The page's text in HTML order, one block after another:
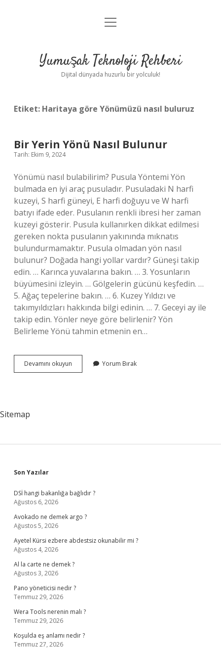
Anasayfa
Yasal Uyarı
menüyü
Yumuşak Teknoloji Rehberi
Dijital dünyada huzurlu bir yolculuk!
Etiket: Haritaya göre Yönümüzü nasıl buluruz
Bir Yerin Yönü Nasıl Bulunur
Tarih: Ekim 9, 2024
Yönümü nasıl bulabilirim? Pusula Yöntemi Yön
bulmada en iyi araç pusuladır. Pusuladaki N harfi
kuzeyi, S harfi güneyi, E harfi doğuyu ve W harfi
batıyı ifade eder. Pusulanın renkli ibresi her zaman
kuzeyi gösterir. Pusula kullanırken dikkat edilmesi
gereken nokta pusulanın yakınında mıknatıs
bulundurmamaktır. Pusula olmadan yön nasıl
bulunur? Doğada hangi yollar vardır? Güneşi takip
edin. … Karınca yuvalarına bakın. … 3. Yosunların
büyümesini izleyin. … Gölgelerin gücünü keşfedin. …
5. Ağaç tepelerine bakın. … 6. Kuzey Yıldızı ve
takımyıldızları hakkında bilgi edinin. … 7. Geceyi ay ile
takip edin. Yönler neye göre belirlenir? Yön
Belirleme Yönü tahmin etmenin en…
Devamını okuyun
Yerin
Yorum Bırak
Sitemap
Sidebar
Son Yazılar
DSİ hangi bakanlığa bağlıdır ?
Ağustos 6, 2026
Avokado ne demek argo ?
Ağustos 5, 2026
Ayetel Kürsi ezbere abdestsiz okunabilir mi ?
Ağustos 4, 2026
Al la carte ne demek ?
Ağustos 3, 2026
Pano yöneticisi nedir ?
Temmuz 29, 2026
Wera Tools nerenin malı ?
Temmuz 29, 2026
Koşulda eş anlamı nedir ?
Temmuz 27, 2026